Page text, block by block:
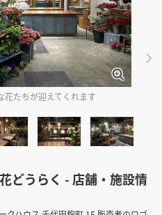
会社様へ
検討中の方へ
花たちが迎えてくれます
どうらく - 店舗・施設情